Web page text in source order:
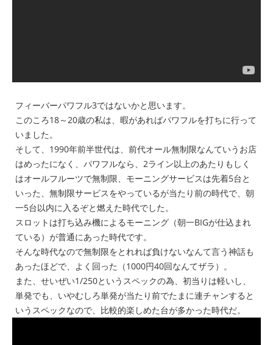
フィーバーパワフル3ではないかと思います。
このころ18～20歳の私は、暇があればパワフルを打ちに行って
いました。
そして、1990年前半世代は、前代オール無制限なんていうお店
はめったになく、パワフルなら、2ライン以上のあたりもしく
はオールフルーツで無制限、モーニングサービスは先着5台と
いった、無制限サービスをやっているが当たり前の時代で、朝
一5台以内に入るぞと燃えた時代でした。
スロットは打ち込み機によるモーニング（朝一BIGが仕込まれ
ている）が普通にあった時代です。
そんな時代なので無制限をとれれば負けないなんて言う神話も
あったほどで、よく回った（1000円40回なんてザラ）。
また、せいぜい1/250というスペックの為、初当りは軽いし、
単発でも、いやむしろ単発が当たり前でたまに連チャンすると
いうスペックなので、比較的楽しめた台が多かった時代だ。